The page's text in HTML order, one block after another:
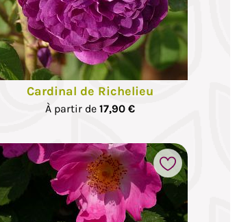
Cardinal de Richelieu
À partir de 17,90 €